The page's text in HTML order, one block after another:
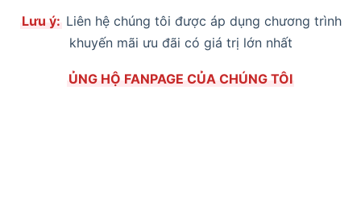
Lưu ý: Liên hệ chúng tôi được áp dụng chương trình
khuyến mãi ưu đãi có giá trị lớn nhất
ỦNG HỘ FANPAGE CỦA CHÚNG TÔI